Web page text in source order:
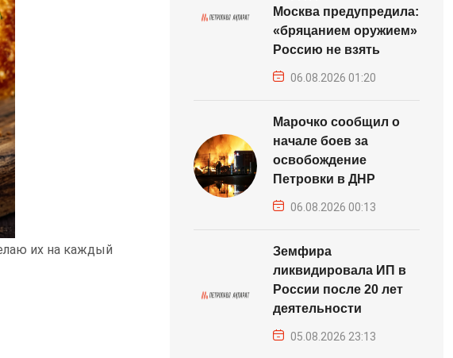
их на каждый
Москва предупредила:
«бряцанием оружием»
Россию не взять
06.08.2026 01:20
Марочко сообщил о
начале боев за
освобождение
Петровки в ДНР
06.08.2026 00:13
Земфира
ликвидировала ИП в
России после 20 лет
деятельности
05.08.2026 23:13